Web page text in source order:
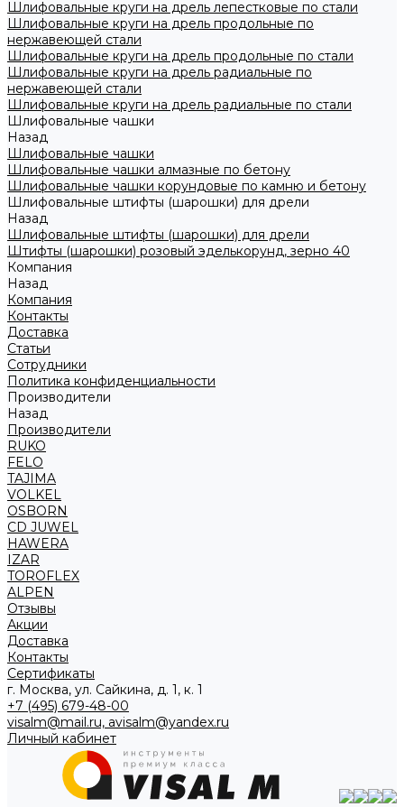
Шлифовальные круги на дрель лепестковые по стали
Шлифовальные круги на дрель продольные по
нержавеющей стали
Шлифовальные круги на дрель продольные по стали
Шлифовальные круги на дрель радиальные по
нержавеющей стали
Шлифовальные круги на дрель радиальные по стали
Шлифовальные чашки
Назад
Шлифовальные чашки
Шлифовальные чашки алмазные по бетону
Шлифовальные чашки корундовые по камню и бетону
Шлифовальные штифты (шарошки) для дрели
Назад
Шлифовальные штифты (шарошки) для дрели
Штифты (шарошки) розовый эделькорунд, зерно 40
Компания
Назад
Компания
Контакты
Доставка
Статьи
Сотрудники
Политика конфиденциальности
Производители
Назад
Производители
RUKO
FELO
TAJIMA
VOLKEL
OSBORN
CD JUWEL
HAWERA
IZAR
TOROFLEX
ALPEN
Отзывы
Акции
Доставка
Контакты
Сертификаты
г. Москва, ул. Сайкина, д. 1, к. 1
+7 (495) 679-48-00
visalm@mail.ru, avisalm@yandex.ru
Личный кабинет